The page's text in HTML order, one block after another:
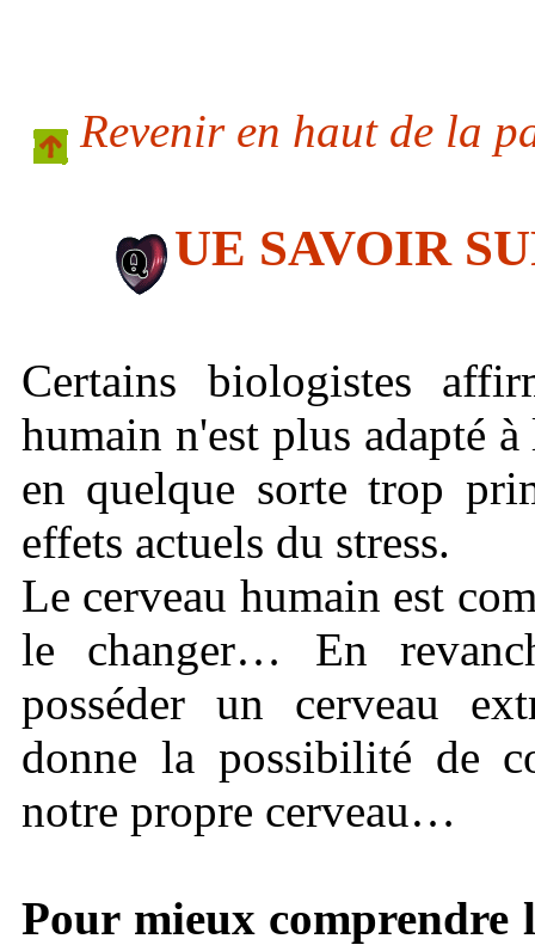
Revenir en haut de la
UE SAVOIR
Certains biologistes
humain n'est plus adapté
en quelque sorte trop
effets actuels du stress.
Le cerveau humain est
le changer… En
posséder un cerveau
donne la possibilité de
notre propre cerveau…
Pour mieux comprendre